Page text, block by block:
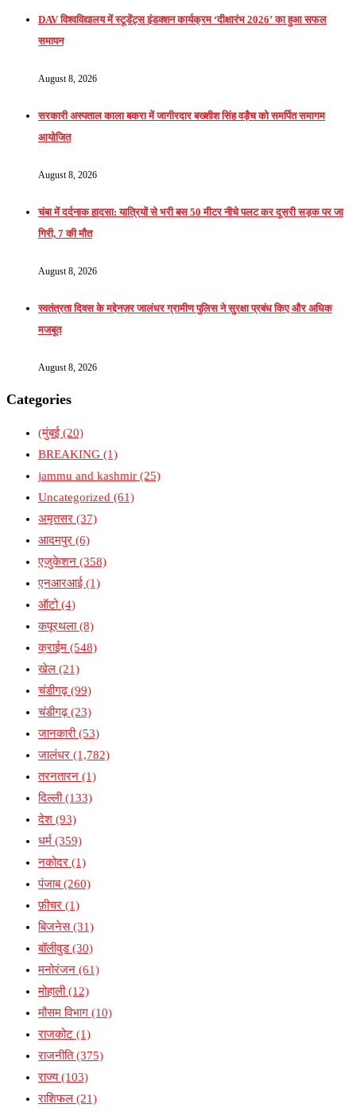
DAV विश्वविद्यालय में स्टूडेंट्स इंडक्शन कार्यक्रम ‘दीक्षारंभ 2026’ का हुआ सफल
समापन
August 8, 2026
सरकारी अस्पताल काला बकरा में जागीरदार बख्शीश सिंह वड़ैच को समर्पित समागम
आयोजित
August 8, 2026
चंबा में दर्दनाक हादसा: यात्रियों से भरी बस 50 मीटर नीचे पलट कर दूसरी सड़क पर जा
गिरी, 7 की मौत
August 8, 2026
स्वतंत्रता दिवस के मद्देनज़र जालंधर ग्रामीण पुलिस ने सुरक्षा प्रबंध किए और अधिक
मजबूत
August 8, 2026
Categories
(मुंबई (20)
BREAKING (1)
jammu and kashmir (25)
Uncategorized (61)
अमृतसर (37)
आदमपुर (6)
एजुकेशन (358)
एनआरआई (1)
ऑटो(4)
कपूरथला(8)
क्राईम (548)
खेल (21)
चंडीगढ़(99)
चंडीगढ़(23)
जानकारी(53)
जालंधर (1,782)
तरनतारन (1)
दिल्ली(133)
देश (93)
धर्म (359)
नकोदर (1)
पंजाब(260)
फ़ीचर (1)
बिजनेस(31)
बॉलीवुड(30)
मनोरंजन (61)
मोहाली(12)
मौसम विभाग (10)
राजकोट (1)
राजनीति(375)
राज्य(103)
राशिफल (21)